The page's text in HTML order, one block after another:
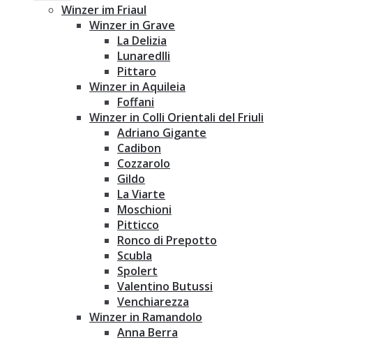
Winzer im Friaul
Winzer in Grave
La Delizia
Lunaredlli
Pittaro
Winzer in Aquileia
Foffani
Winzer in Colli Orientali del Friuli
Adriano Gigante
Cadibon
Cozzarolo
Gildo
La Viarte
Moschioni
Pitticco
Ronco di Prepotto
Scubla
Spolert
Valentino Butussi
Venchiarezza
Winzer in Ramandolo
Anna Berra